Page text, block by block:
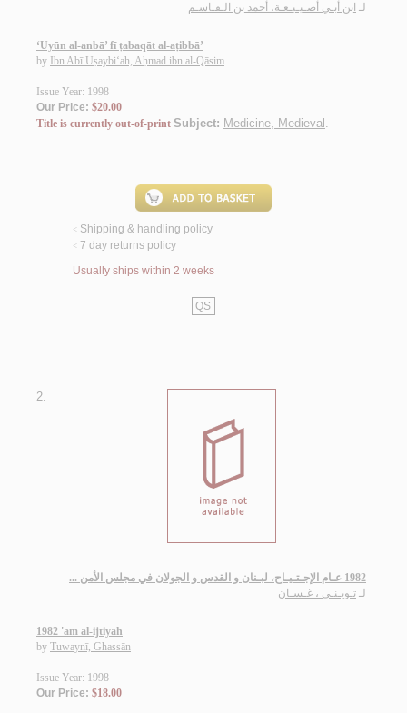
لـ ابن أبـي أصـيـبـعـة، أحمد بن الـقـاسـم
‘Uyūn al-anbā’ fī ṭabaqāt al-aṭibbā’
by Ibn Abī Uṣaybi‘ah, Aḥmad ibn al-Qāsim
Issue Year: 1998
Our Price: $20.00
Title is currently out-of-print Subject: Medicine, Medieval .
< Shipping & handling policy
< 7 day returns policy
Usually ships within 2 weeks
QS
2.
1982 عـام الإجـتـيـاح، لبـنان و القدس و الجولان في مجلس الأمن ...
لـ تـويـنـي ، غـسـان
1982 'am al-ijtiyah
by Tuwaynī, Ghassān
Issue Year: 1998
Our Price: $18.00